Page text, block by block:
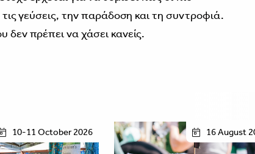
γεύσεις, την παράδοση και τη συντροφιά.
πρέπει να χάσει κανείς.
10-11 October 2026 16 August